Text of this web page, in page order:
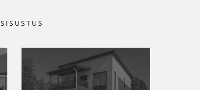
SISUSTUS